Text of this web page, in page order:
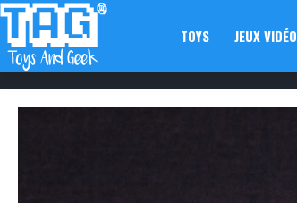
TOYS JEUX VIDÉO